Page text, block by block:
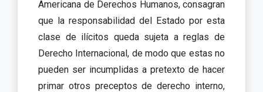
Americana de Derechos Humanos, consagran
que la responsabilidad del Estado por esta
clase de ilícitos queda sujeta a reglas de
Derecho Internacional, de modo que estas no
pueden ser incumplidas a pretexto de hacer
primar otros preceptos de derecho interno,